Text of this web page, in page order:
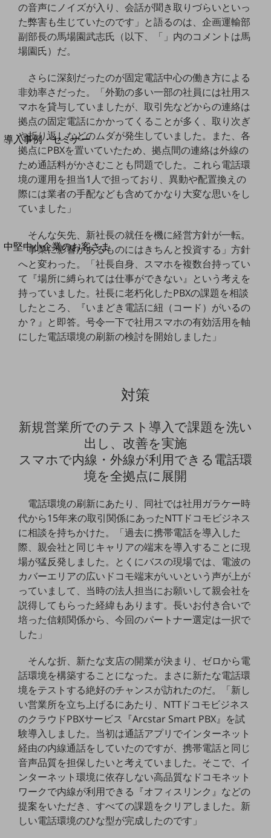
運用保守・故障紛失サポート
回線・ネットワーク
お手続き
別ウィンドウで開きます
サービスをご利用中のお客さま
導入事例・セミナー
導入事例TOP
最新の導入事例や注目の導入事例をご紹介します
セミナー
開催・出展する各種セミナー、イベント情報をご紹介します
別ウィンドウで開きます
中堅中小企業のお客さま
NTTドコモビジネスウォッチ
ビジネスお役立ち情報
旬な話題やお役立ち資料などDXの課題を
解決するヒントをお届けする記事サイト
新着記事
お役立ち資料ダウンロード
トレンド記事特集
課題やニーズに合ったサービスをご紹介し、
お悩みから見つける
お悩みから見つけるTOP
ネットワーク
バックオフィス
リモート・ハイブリッドワーク
セキュリティ
その他のお悩みはこちら
業界から見つける
業界から見つけるTOP
製造業
小売・卸売業
建設業
地域産業
その他の業界はこちら
ゲーム感覚で見つける
ビジネスお悩み診断
NTTドコモビジネス
オンラインショップ
モバイル・ICTサービスをオンラインで
相談・申し込みができるバーチャルショップ
法人向けモバイルトップ
の音声にノイズが入り、会話が聞き取りづらいといっ
た弊害も生じていたのです」と語るのは、企画運輸部
副部長の馬場園武志氏（以下、「」内のコメントは馬
場園氏）だ。
さらに深刻だったのが固定電話中心の働き方による
非効率さだった。「外勤の多い一部の社員には社用ス
マホを貸与していましたが、取引先などからの連絡は
拠点の固定電話にかかってくることが多く、取り次ぎ
や折り返しなどのムダが発生していました。また、各
拠点にPBXを置いていたため、拠点間の連絡は外線の
ため通話料がかさむことも問題でした。これら電話環
境の運用を担当1人で担っており、異動や配置換えの
際には業者の手配なども含めてかなり大変な思いをし
ていました」
そんな矢先、新社長の就任を機に経営方針が一転。
「事業に影響があるものにはきちんと投資する」方針
へと変わった。「社長自身、スマホを複数台持ってい
て『場所に縛られては仕事ができない』という考えを
持っていました。社長に老朽化したPBXの課題を相談
したところ、『いまどき電話に紐（コード）がいるの
か？』と即答。号令一下で社用スマホの有効活用を軸
にした電話環境の刷新の検討を開始しました」
対策
新規営業所でのテスト導入で課題を洗い
出し、改善を実施
スマホで内線・外線が利用できる電話環
境を全拠点に展開
電話環境の刷新にあたり、同社では社用ガラケー時
代から15年来の取引関係にあったNTTドコモビジネス
に相談を持ちかけた。「過去に携帯電話を導入した
際、親会社と同じキャリアの端末を導入することに現
場が猛反発しました。とくにバスの現場では、電波の
カバーエリアの広いドコモ端末がいいという声が上が
っていまして、当時の法人担当にお願いして親会社を
説得してもらった経緯もあります。長いお付き合いで
培った信頼関係から、今回のパートナー選定は一択で
した」
そんな折、新たな支店の開業が決まり、ゼロから電
話環境を構築することになった。まさに新たな電話環
境をテストする絶好のチャンスが訪れたのだ。「新し
い営業所を立ち上げるにあたり、NTTドコモビジネス
のクラウドPBXサービス『Arcstar Smart PBX』を試
験導入しました。当初は通話アプリでインターネット
経由の内線通話をしていたのですが、携帯電話と同じ
音声品質を担保したいと考えていました。そこで、イ
ンターネット環境に依存しない高品質なドコモネット
ワークで内線が利用できる『オフィスリンク』などの
提案をいただき、すべての課題をクリアしました。新
しい電話環境のひな型が完成したのです」